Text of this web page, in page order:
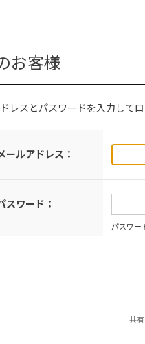
お客様
レスとパスワードを入力して
ールアドレス：
スワード：
パスワー
共